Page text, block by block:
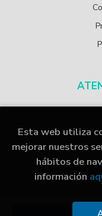
2026 ©Librería
Esta web utiliza
mejorar nuestros
hábitos de
información